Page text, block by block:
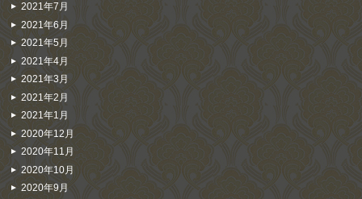
2021年7月
2021年6月
2021年5月
2021年4月
2021年3月
2021年2月
2021年1月
2020年12月
2020年11月
2020年10月
2020年9月